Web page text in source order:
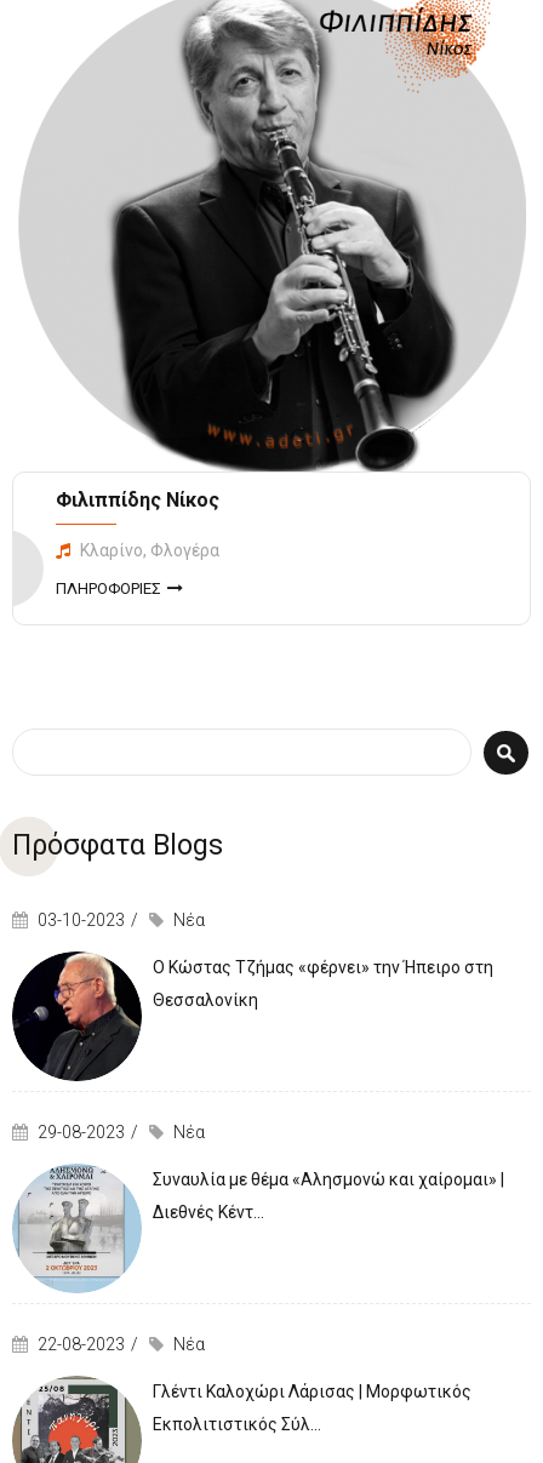
Φιλιππίδης Νίκος
Κλαρίνο, Φλογέρα
ΠΛΗΡΟΦΟΡΙΕΣ
Φόρμα αναζήτησης
Αναζήτηση
Πρόσφατα Blogs
03-10-2023 Νέα
Ο Κώστας Τζήμας «φέρνει» την Ήπειρο στη
Θεσσαλονίκη
29-08-2023 Νέα
Συναυλία με θέμα «Αλησμονώ και χαίρομαι» |
Διεθνές Κέντ...
22-08-2023 Νέα
Γλέντι Καλοχώρι Λάρισας | Μορφωτικός
Εκπολιτιστικός Σύλ...